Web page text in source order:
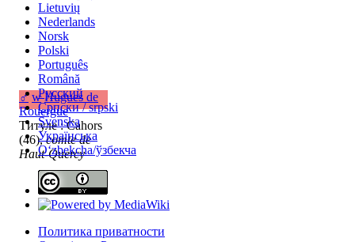
♂ w Hugues de
Rouergue
Титуле : Cahors
(46),comte de
Haut-Quercy
Lietuvių
Nederlands
Norsk
Polski
Português
Română
Русский
Српски / srpski
Svenska
Українська
Oʻzbekcha/ўзбекча
Политика приватности